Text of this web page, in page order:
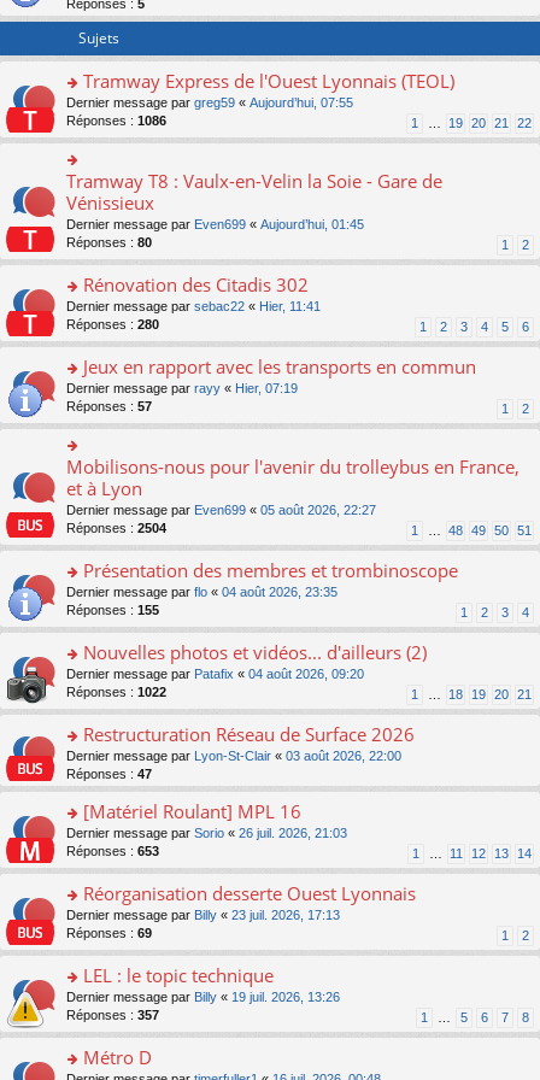
er
s
s
a
g
e
n
o
n
lu
le
pl
u
s
ré
c
nt
Réponses : 5
Sujets
o
n
s
ult
er
le
m
e
s
s
a
g
e
n
lu
le
pl
u
s
ré
c
e
nt
Tramway Express de l'Ouest Lyonnais (TEOL)
Dernier message par greg59 « Aujourd’hui, 07:55
Réponses : 1086 1 19 20 21 22
o
n
ult
er
le
m
e
s
s
a
g
e
n
o
n
lu
le
pl
u
c
e
nt
Tramway T8 : Vaulx-en-Velin la Soie - Gare de
Vénissieux
Dernier message par Even699 « Aujourd’hui, 01:45
Réponses : 80 1 2
o
n
s
ult
er
le
m
e
s
s
a
g
e
n
lu
le
pl
u
s
ré
nt
Rénovation des Citadis 302
Dernier message par sebac22 « Hier, 11:41
Réponses : 280 1 2 3 4 5 6
o
n
s
ult
er
le
m
e
s
s
a
g
e
n
lu
le
pl
u
s
ré
c
nt
Jeux en rapport avec les transports en commun
Dernier message par rayy « Hier, 07:19
Réponses : 57 1 2
o
n
ult
er
le
m
e
s
s
a
g
e
n
o
n
lu
le
pl
u
s
ré
nt
Mobilisons-nous pour l'avenir du trolleybus en France,
et à Lyon
Dernier message par Even699 « 05 août 2026, 22:27
Réponses : 2504 1 48 49 50 51
o
n
s
ult
er
le
m
e
s
s
a
g
e
n
o
le
pl
u
s
ré
c
e
Présentation des membres et trombinoscope
Dernier message par flo « 04 août 2026, 23:35
Réponses : 155 1 2 3 4
o
n
s
ult
er
le
m
s
s
a
g
e
n
o
le
pl
u
s
ré
c
Nouvelles photos et vidéos... d'ailleurs (2)
Dernier message par Patafix « 04 août 2026, 09:20
Réponses : 1022 1 18 19 20 21
o
n
s
ult
er
le
s
s
a
g
e
n
o
le
Restructuration Réseau de Surface 2026
Dernier message par Lyon-St-Clair « 03 août 2026, 22:00
Réponses : 47
o
n
s
ult
er
le
m
e
s
s
a
g
n
[Matériel Roulant] MPL 16
Dernier message par Sorio « 26 juil. 2026, 21:03
Réponses : 653 1 11 12 13 14
o
n
s
ult
er
le
m
e
s
Réorganisation desserte Ouest Lyonnais
Dernier message par Billy « 23 juil. 2026, 17:13
Réponses : 69 1 2
o
n
s
ult
er
LEL : le topic technique
Dernier message par Billy « 19 juil. 2026, 13:26
Réponses : 357 1 5 6 7 8
Métro D